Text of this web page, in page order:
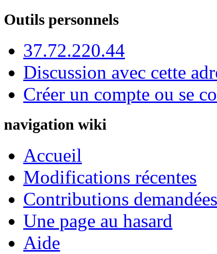
Outils personnels
37.72.220.44
Discussion avec cette
Créer un compte ou se
navigation wiki
Accueil
Modifications récentes
Contributions
Une page au hasard
Aide